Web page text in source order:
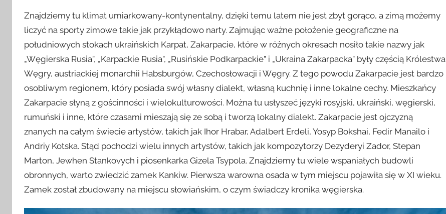
Znajdziemy tu klimat umiarkowany-kontynentalny, dzięki temu latem nie jest zbyt gorąco, a zimą możemy
liczyć na sporty zimowe takie jak przykłądowo narty. Zajmując ważne położenie geograficzne na
południowych stokach ukraińskich Karpat, Zakarpacie, które w różnych okresach nosiło takie nazwy jak
„Węgierska Rusia”, „Karpackie Rusia”, „Rusińskie Podkarpackie” i „Ukraina Zakarpacka” były częścią Królestwa
Węgry, austriackiej monarchii Habsburgów, Czechosłowacji i Węgry. Z tego powodu Zakarpacie jest bardzo
osobliwym regionem, który posiada swój własny dialekt, własną kuchnię i inne lokalne cechy. Mieszkańcy
Zakarpacie słyną z gościnności i wielokulturowości. Można tu usłyszeć języki rosyjski, ukraiński, węgierski,
rumuński i inne, które czasami mieszają się ze sobą i tworzą lokalny dialekt. Zakarpacie jest ojczyzną
znanych na całym świecie artystów, takich jak Ihor Hrabar, Adalbert Erdeli, Yosyp Bokshai, Fedir Manailo i
Andriy Kotska. Stąd pochodzi wielu innych artystów, takich jak kompozytorzy Dezyderyi Zador, Stepan
Marton, Jewhen Stankovych i piosenkarka Gizela Tsypola. Znajdziemy tu wiele wspaniałych budowli
obronnych, warto zwiedzić zamek Kankiw. Pierwsza warowna osada w tym miejscu pojawiła się w XI wieku.
Zamek został zbudowany na miejscu słowiańskim, o czym świadczy kronika węgierska.